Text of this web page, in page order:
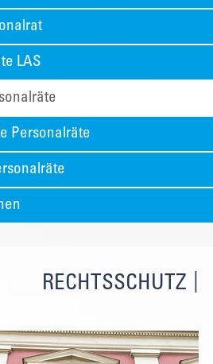
LAS
Personalräte
RECHTSSCHUTZ